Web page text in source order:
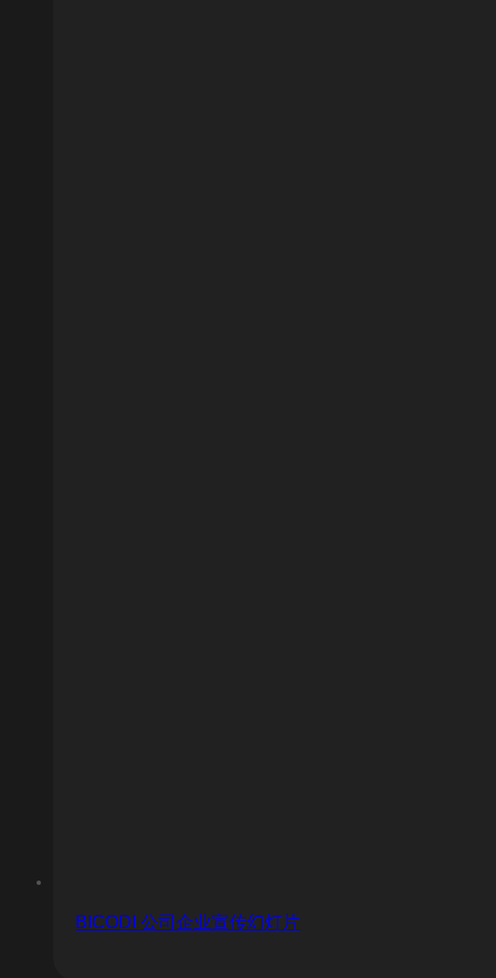
BICODI 公司企业宣传幻灯片